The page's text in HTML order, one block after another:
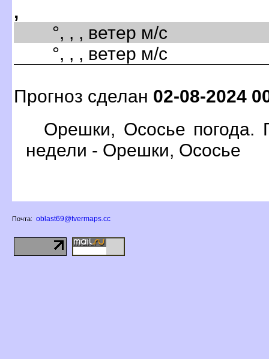
,
°, , , ветер м/с
°, , , ветер м/с
Прогноз сделан 02-08-2024
Орешки, Ососье погода.
недели - Орешки, Ососье
Почта: oblast69@tvermaps.cc